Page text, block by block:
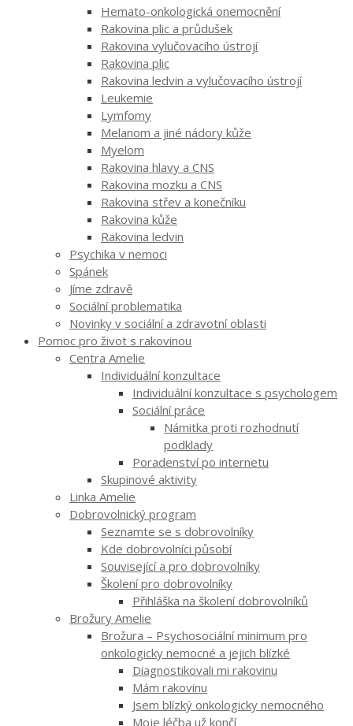
Hemato-onkologická onemocnění
Rakovina plic a průdušek
Rakovina vylučovacího ústrojí
Rakovina plic
Rakovina ledvin a vylučovacího ústrojí
Leukemie
Lymfomy
Melanom a jiné nádory kůže
Myelom
Rakovina hlavy a CNS
Rakovina mozku a CNS
Rakovina střev a konečníku
Rakovina kůže
Rakovina ledvin
Psychika v nemoci
Spánek
Jíme zdravě
Sociální problematika
Novinky v sociální a zdravotní oblasti
Pomoc pro život s rakovinou
Centra Amelie
Individuální konzultace
Individuální konzultace s psychologem
Sociální práce
Námitka proti rozhodnutí
podklady
Poradenství po internetu
Skupinové aktivity
Linka Amelie
Dobrovolnický program
Seznamte se s dobrovolníky
Kde dobrovolníci působí
Související a pro dobrovolníky
Školení pro dobrovolníky
Přihláška na školení dobrovolníků
Brožury Amelie
Brožura – Psychosociální minimum pro
onkologicky nemocné a jejich blízké
Diagnostikovali mi rakovinu
Mám rakovinu
Jsem blízký onkologicky nemocného
Moje léčba už končí